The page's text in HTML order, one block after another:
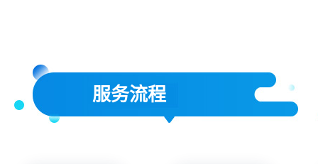
服务流程